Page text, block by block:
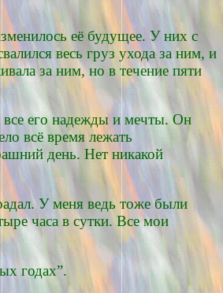
её будущее. У них с
весь груз ухода за ним, и
за ним, но в течение пяти
все его надежды и мечты. Он
всё время лежать
день. Нет никакой
У меня ведь тоже были
часа в сутки. Все мои
годах”.